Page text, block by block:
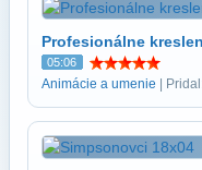
Profesionálne
05:06
Animácie a umenie |